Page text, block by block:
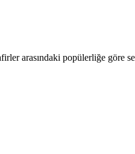
arasındaki popülerliğe